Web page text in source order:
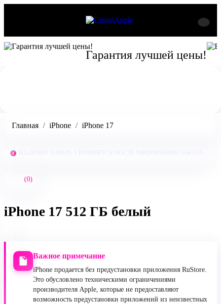
Гарантия лучшей цены!
Главная iPhone iPhone 17
(0)
iPhone 17 512 ГБ белый
Важное примечание
iPhone продается без предустановки приложения RuStore.
Это обусловлено техническими ограничениями
производителя Apple, которые не предоставляют
возможность предустановки приложений из неизвестных